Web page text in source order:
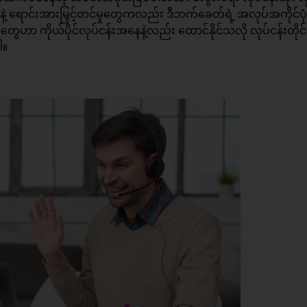
ရောင်းအားမြှင့်တင်မှုတွေကလည်း ဒီဘက်ခေတ်ရဲ့ အလုပ်အကိုင်
တွေဟာ ကိုယ်ပိုင်လုပ်ငန်းအနေနဲ့လည်း ထောင်နိုင်သလို လုပ်ငန်းတိုင်